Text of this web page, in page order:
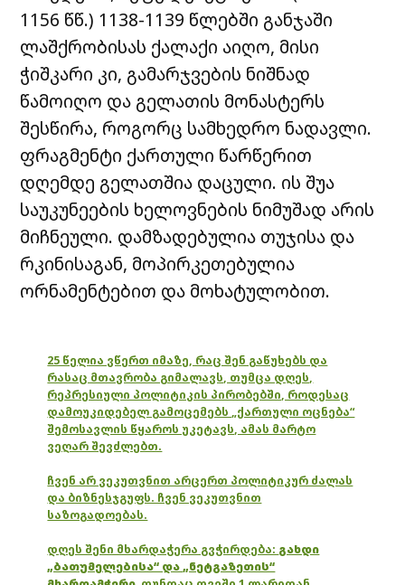
1156 წწ.) 1138-1139 წლებში განჯაში
ლაშქრობისას ქალაქი აიღო, მისი
ჭიშკარი კი, გამარჯვების ნიშნად
წამოიღო და გელათის მონასტერს
შესწირა, როგორც სამხედრო ნადავლი.
ფრაგმენტი ქართული წარწერით
დღემდე გელათშია დაცული. ის შუა
საუკუნეების ხელოვნების ნიმუშად არის
მიჩნეული. დამზადებულია თუჯისა და
რკინისაგან, მოპირკეთებულია
ორნამენტებით და მოხატულობით.
25 წელია ვწერთ იმაზე, რაც შენ გაწუხებს და
რასაც მთავრობა გიმალავს, თუმცა დღეს,
რეპრესიული პოლიტიკის პირობებში, როდესაც
დამოუკიდებელ გამოცემებს „ქართული ოცნება“
შემოსავლის წყაროს უკეტავს, ამას მარტო
ვეღარ შევძლებთ.
ჩვენ არ ვეკუთვნით არცერთ პოლიტიკურ ძალას
და ბიზნესჯგუფს. ჩვენ ვეკუთვნით
საზოგადოებას.
დღეს შენი მხარდაჭერა გვჭირდება: გახდი
„ბათუმელებისა“ და „ნეტგაზეთის“